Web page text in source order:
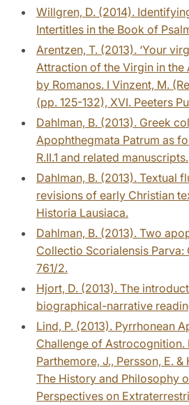
Willgren, D. (2014).
Intertitles in the Book of
Arentzen, T. (2013). ‘Your
Attraction of the Virgin in the
by Romanos. I Vinzent, M.
(pp. 125-132), XVI. Peeters
Dahlman, B. (2013). Greek
Apophthegmata Patrum as
R.II.1 and related manuscripts.
Dahlman, B. (2013). Textual
revisions of early Christian
Historia Lausiaca.
Dahlman, B. (2013). Two
Collectio Scorialensis Parva:
761/2.
Hjort, D. (2013). The
biographical-narrative
Lind, P. (2013). Pyrrhonean
Challenge of Astrocognition.
Parthemore, J., Persson, E.
The History and Philosophy
Perspectives on